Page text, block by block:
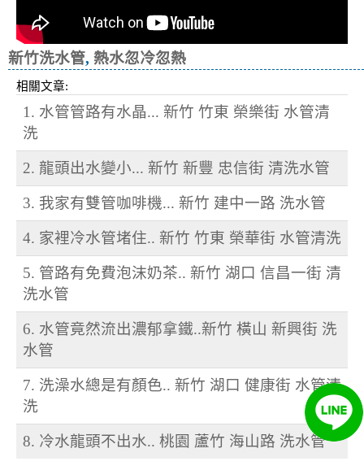
新竹洗水管, 熱水忽冷忽熱
相關文章:
1. 水管管路有水晶... 新竹 竹東 榮樂街 水管清
洗
2. 龍頭出水變小... 新竹 新豐 忠信街 清洗水管
3. 我家有雙管咖啡機... 新竹 建中一路 洗水管
4. 家裡冷水管堵住.. 新竹 竹東 榮華街 水管清洗
5. 管路有免費泡沫奶茶.. 新竹 湖口 信昌一街 清
洗水管
6. 水管竟然流出濃郁拿鐵..新竹 橫山 新興街 洗
水管
7. 洗澡水總是有顏色.. 新竹 湖口 健康街 水管清
洗
8. 冷水龍頭不出水.. 桃園 蘆竹 海山路 洗水管